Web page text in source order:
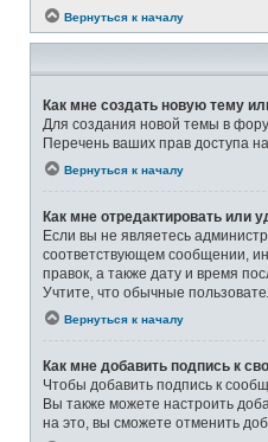
Вернуться к началу
Как мне создать новую тему
Для создания новой темы в
Перечень ваших прав доступа
Вернуться к началу
Как мне отредактировать или
Если вы не являетесь
соответствующем сообщении,
правок, а также дату и время
Учтите, что обычные
Вернуться к началу
Как мне добавить подпись к
Чтобы добавить подпись к
Вы также можете настроить
на это, вы сможете отменить